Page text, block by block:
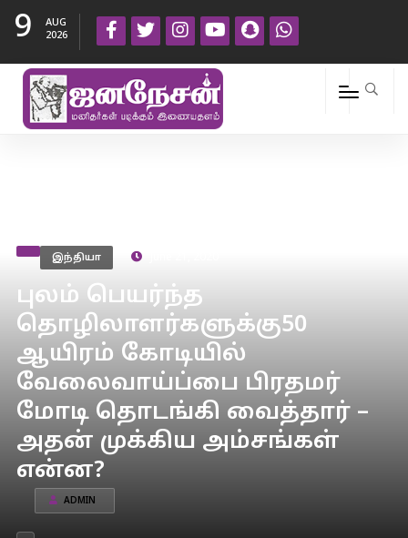
9
AUG
2026
இந்தியா
புலம் பெயர்ந்த
தொழிலாளர்களுக்கு50
ஆயிரம் கோடியில்
வேலைவாய்ப்பை பிரதமர்
மோடி தொடங்கி வைத்தார் –
அதன் முக்கிய அம்சங்கள்
என்ன?
ADMIN